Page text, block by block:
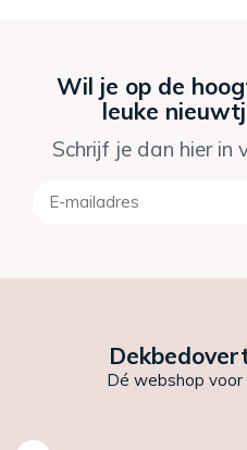
Wil je op de
leuke
Schrijf je dan hier in
Dé webshop voor